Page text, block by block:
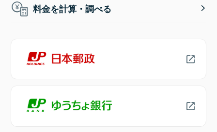
料金を計算・調べる